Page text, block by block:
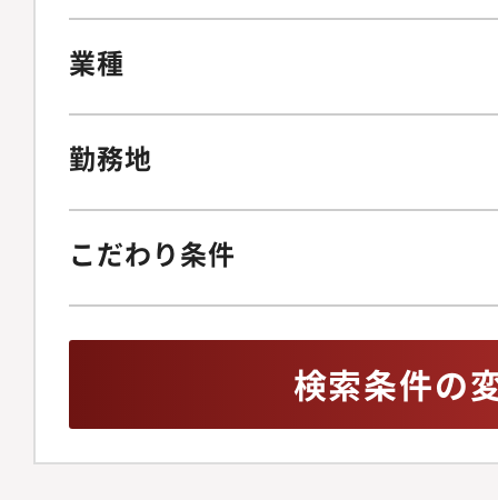
業種
勤務地
こだわり条件
検索条件の